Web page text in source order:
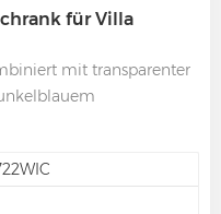
für Villa
mit transparenter